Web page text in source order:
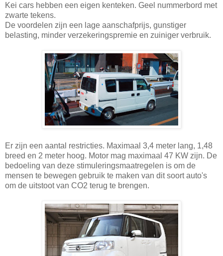
Kei cars hebben een eigen kenteken. Geel nummerbord met
zwarte tekens.
De voordelen zijn een lage aanschafprijs, gunstiger
belasting, minder verzekeringspremie en zuiniger verbruik.
Er zijn een aantal restricties. Maximaal 3,4 meter lang, 1,48
breed en 2 meter hoog. Motor mag maximaal 47 KW zijn. De
bedoeling van deze stimuleringsmaatregelen is om de
mensen te bewegen gebruik te maken van dit soort auto's
om de uitstoot van CO2 terug te brengen.